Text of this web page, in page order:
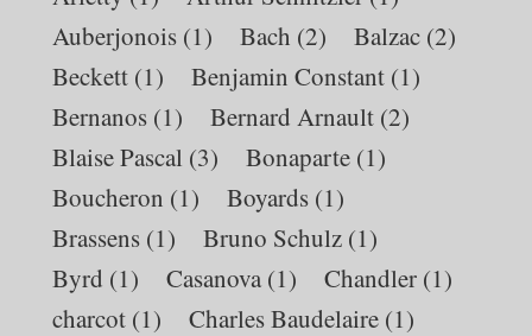
Auberjonois (1) Bach (2) Balzac (2)
Beckett (1) Benjamin Constant (1)
Bernanos (1) Bernard Arnault (2)
Blaise Pascal (3) Bonaparte (1)
Boucheron (1) Boyards (1)
Brassens (1) Bruno Schulz (1)
Byrd (1) Casanova (1) Chandler (1)
charcot (1) Charles Baudelaire (1)